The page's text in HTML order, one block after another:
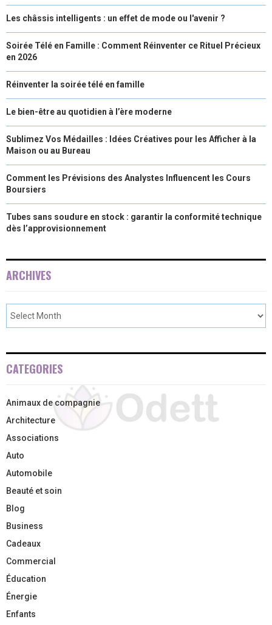
Les châssis intelligents : un effet de mode ou l'avenir ?
Soirée Télé en Famille : Comment Réinventer ce Rituel Précieux
en 2026
Réinventer la soirée télé en famille
Le bien-être au quotidien à l’ère moderne
Sublimez Vos Médailles : Idées Créatives pour les Afficher à la
Maison ou au Bureau
Comment les Prévisions des Analystes Influencent les Cours
Boursiers
Tubes sans soudure en stock : garantir la conformité technique
dès l’approvisionnement
ARCHIVES
CATEGORIES
Animaux de compagnie
Architecture
Associations
Auto
Automobile
Beauté et soin
Blog
Business
Cadeaux
Commercial
Éducation
Énergie
Enfants